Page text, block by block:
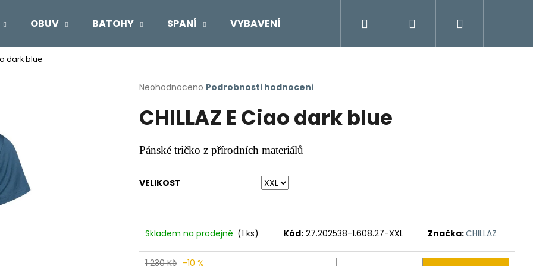
OBUV BATOHY SPANÍ VYBAVENÍ Moje objednávka
Přihlášení
dark blue
Průměrné
produktu
je
z
5
Neohodnoceno Podrobnosti hodnocení
CHILLAZ E Ciao dark blue
Pánské tričko z přírodních materiálů
VELIKOST
Skladem na prodejně (1 ks) Kód: 27.202538-1.608.27-XXL Značka:CHILLAZ
1 230 Kč –10 %
Co potřebujete najít?
HLEDAT